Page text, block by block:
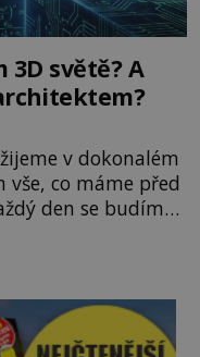
světě? A
v dokonalém
co máme před
den se budíme
do určité míry k
filozofickou hypoté